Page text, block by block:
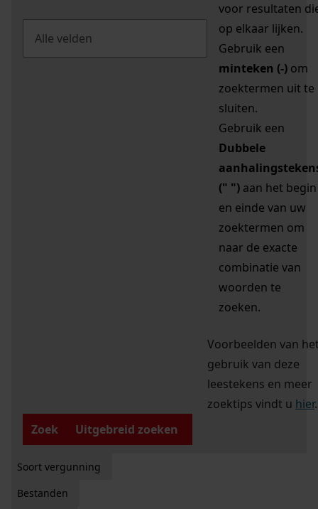
voor resultaten
op elkaar lijken.
Gebruik een
minteken (-) om
zoektermen uit te
sluiten.
Gebruik een
Dubbele
(" ") aan het begin
en einde van uw
zoektermen om
naar de exacte
combinatie van
woorden te
zoeken.
Voorbeelden van
gebruik van deze
leestekens en meer
zoektips vindt u hier.
Zoek
Uitgebreid zoeken
Soort vergunning
Bestanden